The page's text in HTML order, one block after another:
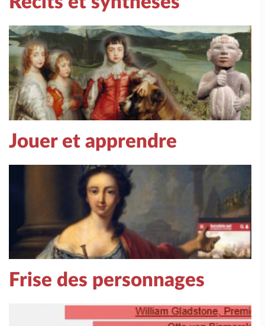
Jouer et apprendre
Frise des personnages